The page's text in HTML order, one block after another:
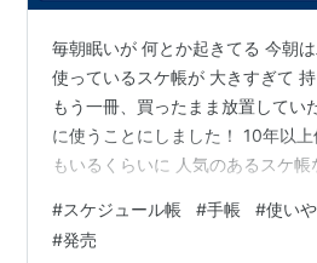
毎朝眠いが 何とか起きてる 今朝
使っているスケ帳が 大きすぎて
もう一冊、買ったまま放置してい
に使うことにしました！ 10年以
もいるくらいに 人気のあるスケ帳
ーとウイークリーの配置で どの手
使いづらい マンスリーは1～12月
#スケジュール帳 #手帳 #使い
#発売